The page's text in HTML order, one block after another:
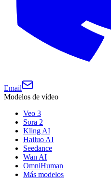
Email
Modelos de vídeo
Veo 3
Sora 2
Kling AI
Hailuo AI
Seedance
Wan AI
OmniHuman
Más modelos